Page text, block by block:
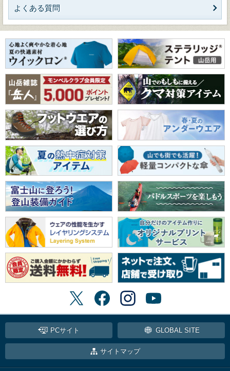
よくある質問
PCサイト GLOBAL SITE
サイトマップ